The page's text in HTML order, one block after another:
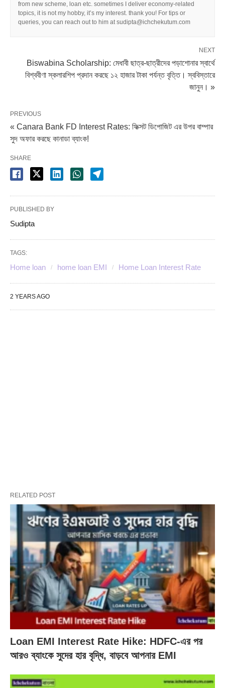
from new scheme, loan etc. sometimes I deliver economy-related
topics, it is not my hobby, it’s my interest. thank you! For tips or
queries, you can reach out to him at sudipta@ichchekutum.com
NEXT
Biswabina Scholarship: মেধাবী ছাত্র-ছাত্রীদের পড়াশোনার স্বার্থে
বিশ্ববীণা স্কলারশিপ প্রদান করছে ১২ হাজার টাকা পর্যন্ত বৃত্তি। স্ববিস্তারে
জানুন। »
PREVIOUS
« Canara Bank FD Interest Rates: ফিক্সট ডিপোজিট এর উপর বাম্পার
সুদ অফার করছে কানাডা ব্যাংক!
SHARE
PUBLISHED BY
Sudipta
TAGS:
Home loan home loan EMI Home Loan Interest Rate
2 YEARS AGO
RELATED POST
Loan EMI Interest Rate Hike: HDFC-এর পর
আরও ব্যাংকে সুদের হার বৃদ্ধি, বাড়বে আপনার EMI